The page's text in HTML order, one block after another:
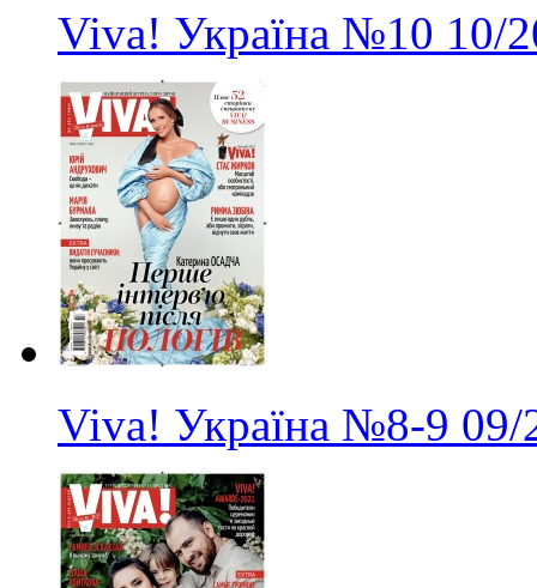
Viva! Україна №10 10/
Viva! Україна №8-9 09/